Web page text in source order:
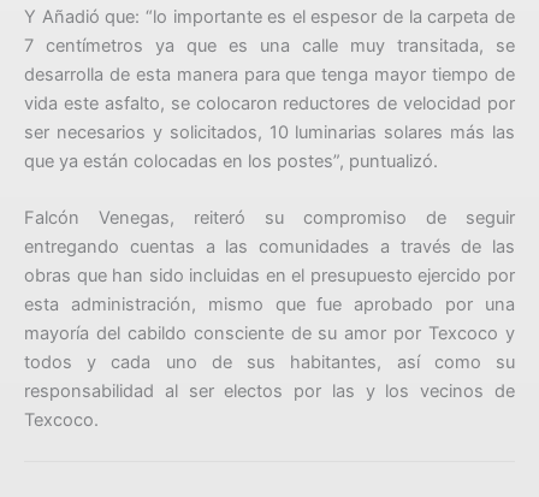
Y Añadió que: “lo importante es el espesor de la carpeta de
7 centímetros ya que es una calle muy transitada, se
desarrolla de esta manera para que tenga mayor tiempo de
vida este asfalto, se colocaron reductores de velocidad por
ser necesarios y solicitados, 10 luminarias solares más las
que ya están colocadas en los postes”, puntualizó.
Falcón Venegas, reiteró su compromiso de seguir
entregando cuentas a las comunidades a través de las
obras que han sido incluidas en el presupuesto ejercido por
esta administración, mismo que fue aprobado por una
mayoría del cabildo consciente de su amor por Texcoco y
todos y cada uno de sus habitantes, así como su
responsabilidad al ser electos por las y los vecinos de
Texcoco.